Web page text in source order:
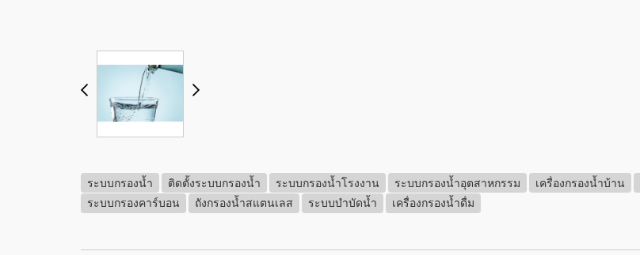
ระบบกรองน้ำ ติดตั้งระบบกรองน้ำ ระบบกรองน้ำโรงงาน ระบบกรองน้ำอุตสาหกรรม เครื่องกรองน้ำบ้าน
ระบบกรองคาร์บอน
ถังกรองน้ำสแตนเลส ระบบบำบัดน้ำ เครื่องกรองน้ำดื่ม